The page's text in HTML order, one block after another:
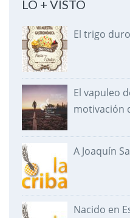
LO + VISTO
El trigo
El vapuleo
motivación
A Joaquín
Nacido en